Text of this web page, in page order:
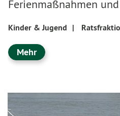
Ferienmaßnahmen
Kinder & Jugend |
Mehr